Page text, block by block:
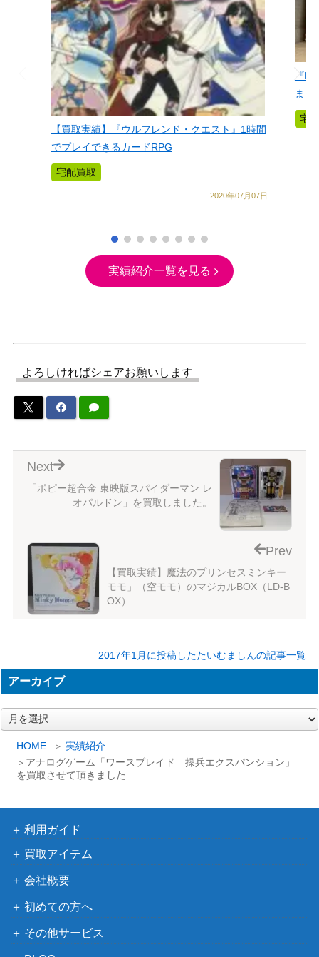
HOME
実績紹介
アナログゲーム「ワースブレイド 操兵エクスパンション」
を買取させて頂きました
【買取実績】『ウルフレンド・クエスト』1時間
でプレイできるカードRPG
宅配買取
2020年07月07日
『
まし
宅
実績紹介一覧を見る
よろしければシェアお願いします
「ポピー超合金 東映版スパイダーマン レ
オパルドン」を買取しました。
Next
【買取実績】魔法のプリンセスミンキー
モモ」（空モモ）のマジカルBOX（LD-B
OX）
Prev
2017年1月に投稿したたいむましんの記事一覧
アーカイブ
ー
利用ガイド
買取アイテム
会社概要
初めての方へ
その他サービス